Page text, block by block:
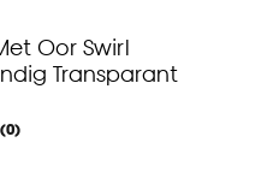
Oor Swirl
Transparant
(0)